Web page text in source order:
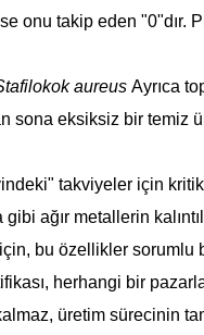
onu takip eden "0"dır.
aureus Ayrıca
sona eksiksiz bir temiz
takviyeler için
ağır metallerin
bu özellikler sorumlu
herhangi bir
üretim sürecinin